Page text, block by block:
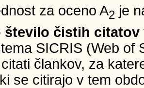
za oceno A2 je
število čistih citatov
SICRIS (Web of
člankov, za
se citirajo v tem